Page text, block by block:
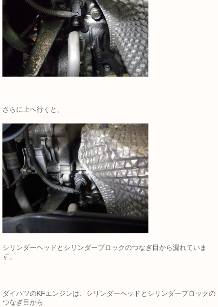
さらに上へ行くと、
シリンダーヘッドとシリンダーブロックのつなぎ目から漏れていま
す。
ダイハツのKFエンジンは、シリンダーヘッドとシリンダーブロックの
つなぎ目から